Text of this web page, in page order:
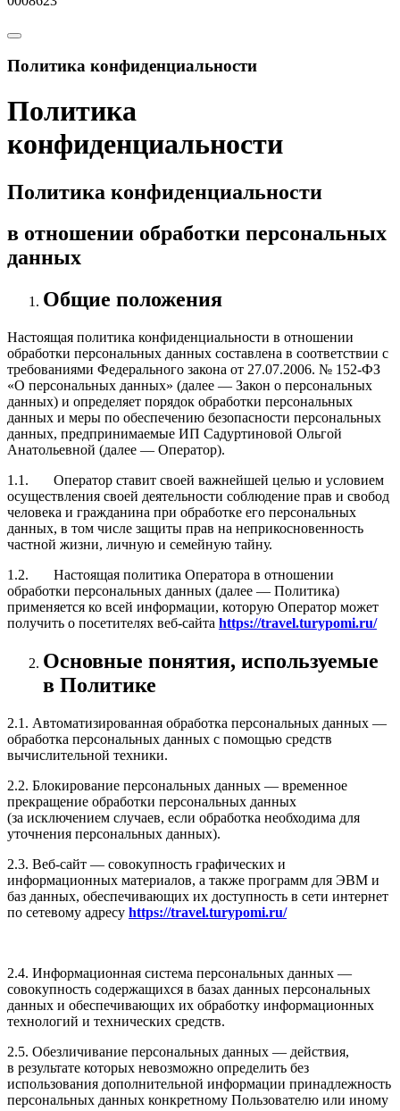
Политика конфиденциальности
Политика
конфиденциальности
Политика конфиденциальности
в отношении обработки персональных
данных
Общие положения
Настоящая политика конфиденциальности в отношении
обработки персональных данных составлена в соответствии с
требованиями Федерального закона от 27.07.2006. № 152-ФЗ
«О персональных данных» (далее — Закон о персональных
данных) и определяет порядок обработки персональных
данных и меры по обеспечению безопасности персональных
данных, предпринимаемые ИП Садуртиновой Ольгой
Анатольевной (далее — Оператор).
1.1. Оператор ставит своей важнейшей целью и условием
осуществления своей деятельности соблюдение прав и свобод
человека и гражданина при обработке его персональных
данных, в том числе защиты прав на неприкосновенность
частной жизни, личную и семейную тайну.
1.2. Настоящая политика Оператора в отношении
обработки персональных данных (далее — Политика)
применяется ко всей информации, которую Оператор может
получить о посетителях веб-сайта https://travel.turypomi.ru/
Основные понятия, используемые
в Политике
2.1. Автоматизированная обработка персональных данных —
обработка персональных данных с помощью средств
вычислительной техники.
2.2. Блокирование персональных данных — временное
прекращение обработки персональных данных
(за исключением случаев, если обработка необходима для
уточнения персональных данных).
2.3. Веб-сайт — совокупность графических и
информационных материалов, а также программ для ЭВМ и
баз данных, обеспечивающих их доступность в сети интернет
по сетевому адресу https://travel.turypomi.ru/
2.4. Информационная система персональных данных —
совокупность содержащихся в базах данных персональных
данных и обеспечивающих их обработку информационных
технологий и технических средств.
2.5. Обезличивание персональных данных — действия,
в результате которых невозможно определить без
использования дополнительной информации принадлежность
персональных данных конкретному Пользователю или иному